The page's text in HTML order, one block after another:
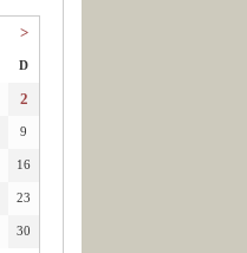
>
D
2
9
16
23
30